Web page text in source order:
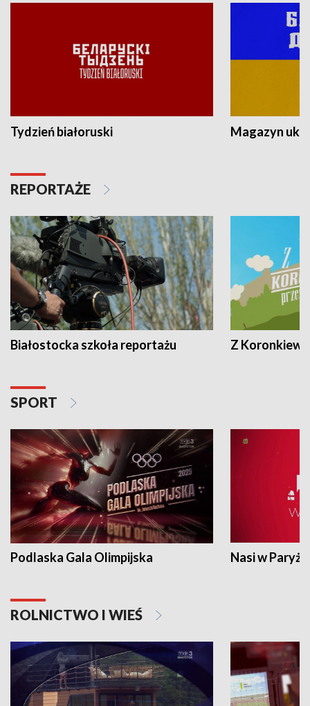
Tydzień białoruski Magazyn
REPORTAŻE
Białostocka szkoła reportażu Z
SPORT
Podlaska Gala Olimpijska Nasi w Paryżu
ROLNICTWO I WIEŚ